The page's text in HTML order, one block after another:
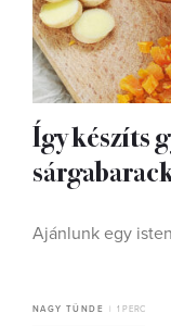
Így készíts
Ajánlunk egy
NAGY TÜNDE 1 PERC